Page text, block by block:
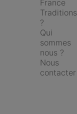
France
Traditions
?
Qui
sommes
nous ?
Nous
contacter